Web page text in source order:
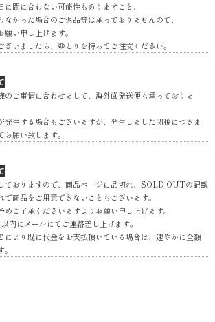
間に合わない可能性もありますこと、
なかった場合のご返品等は承っておりませんので、
い申し上げます。
いましたら、ゆとりを持ってご注文ください。
のご事情に合わせまして、海外直発送便も承っておりま
発生する場合もございますが、発生しました関税につきま
願い致します。
ておりますので、商品ページに品切れ、SOLD OUTの記載
商品をご用意できないこともございます。
めご了承くださいますようお願い申し上げます。
内にメールにてご連絡差し上げます。
により既に代金をお支払頂いている場合は、速やかに全額